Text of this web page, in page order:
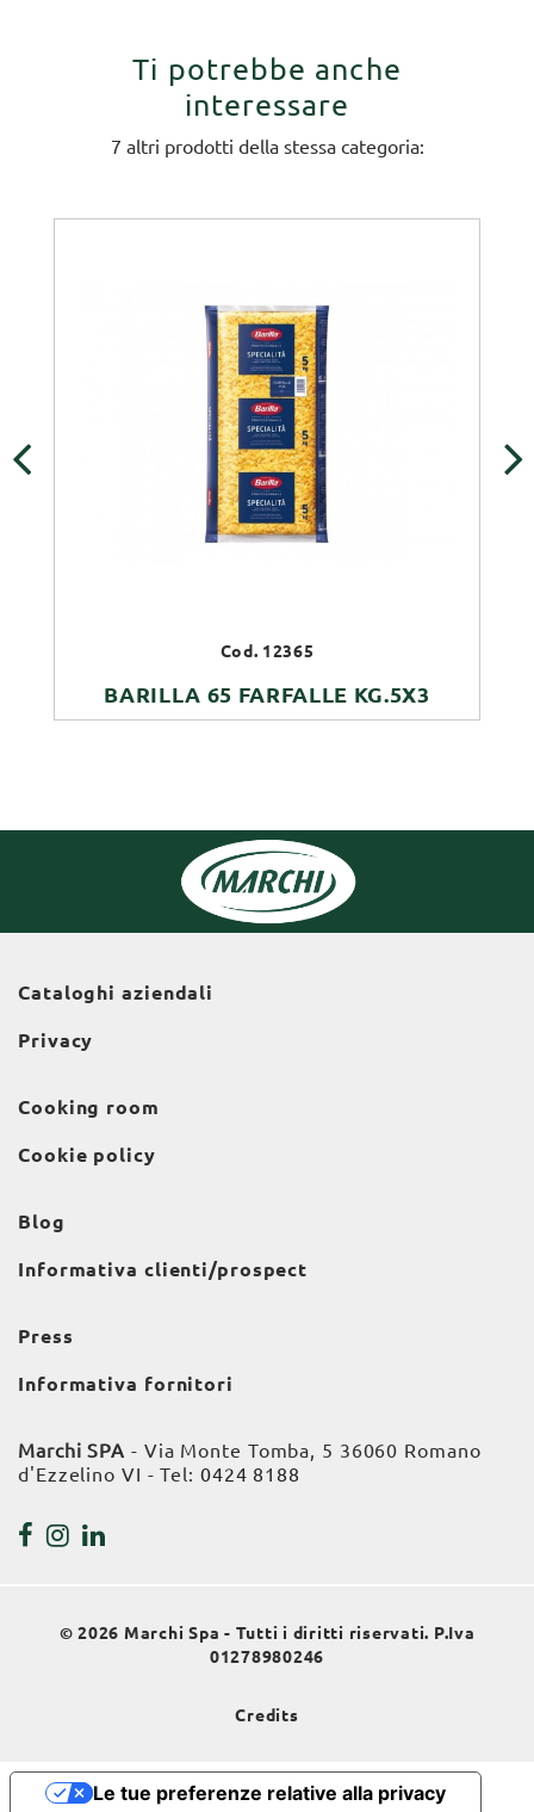
Ti potrebbe anche
interessare
7 altri prodotti della stessa categoria:
Cod. 12365
BARILLA 65 FARFALLE KG.5X3
Cataloghi aziendali
Privacy
Cooking room
Cookie policy
Blog
Informativa clienti/prospect
Press
Informativa fornitori
Marchi SPA - Via Monte Tomba, 5 36060 Romano
d'Ezzelino VI - Tel: 0424 8188
© 2026 Marchi Spa - Tutti i diritti riservati. P.Iva
01278980246
Credits
Le tue preferenze relative alla privacy